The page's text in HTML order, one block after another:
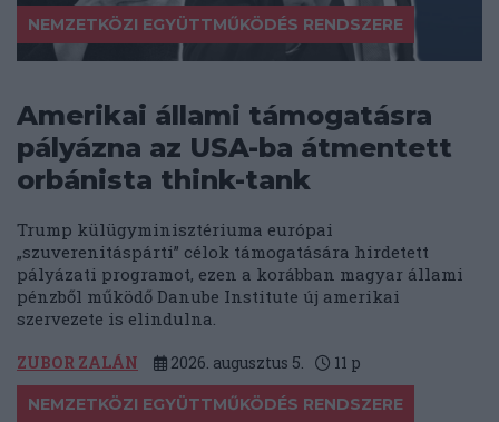
NEMZETKÖZI EGYÜTTMŰKÖDÉS RENDSZERE
Amerikai állami támogatásra
pályázna az USA-ba átmentett
orbánista think-tank
Trump külügyminisztériuma európai
„szuverenitáspárti” célok támogatására hirdetett
pályázati programot, ezen a korábban magyar állami
pénzből működő Danube Institute új amerikai
szervezete is elindulna.
ZUBOR ZALÁN 2026. augusztus 5. 11 p
NEMZETKÖZI EGYÜTTMŰKÖDÉS RENDSZERE